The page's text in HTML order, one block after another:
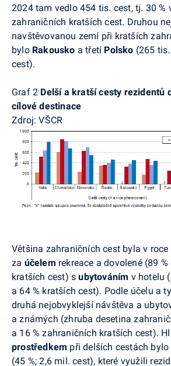
2024 tam vedlo 454 tis. cest, tj. 30 %
zahraničních kratších cest. Druhou
navštěvovanou zemí při kratších
bylo Rakousko a třetí Polsko (265
cest).
Graf 2 Delší a kratší cesty rezidentů
cílové destinace
Zdroj: VŠCR
Většina zahraničních cest byla v
za účelem rekreace a dovolené (89
kratších cest) subytováním v hotelu
a 64 % kratších cest). Podle účelu a
druhá nejobvyklejší návštěva a
a známých (zhruba desetina
a 16 % zahraničních kratších cest).
prostředkem při delších cestách
(45 %; 2,6 mil. cest), které využili